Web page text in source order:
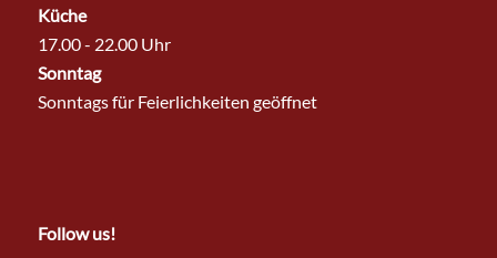
Küche
17.00 - 22.00 Uhr
Sonntag
Sonntags für Feierlichkeiten geöffnet
Follow us!